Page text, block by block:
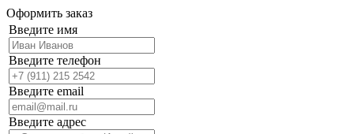
Оформить заказ
Введите имя
Введите телефон
Введите email
Введите адрес